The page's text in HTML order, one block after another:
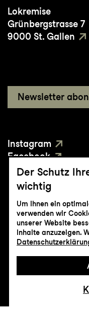
Lokremise
Grünbergstrasse 7
9000 St. Gallen
Newsletter
Instagram
Facebook
YouTube
©
St.Gallen
Impressum
Der Schutz
wichtig
Um Ihnen ein
verwenden wir
unserer Website
Inhalte anzuzeigen.